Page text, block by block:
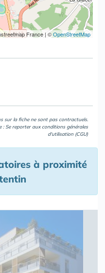
France | ©OpenStreetMap
sur la fiche ne sont pas contractuels.
: Se reporter aux conditions générales
d'utilisation (CGU)
à proximité